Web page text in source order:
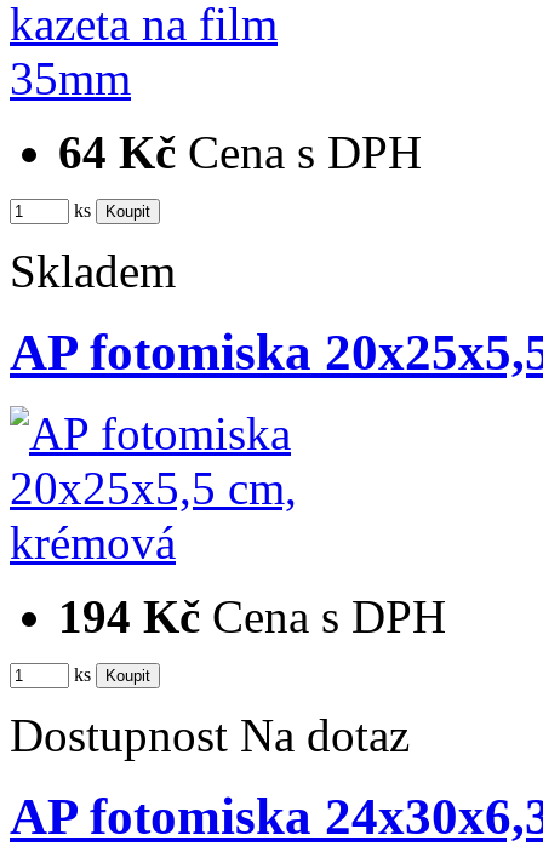
64 Kč Cena s DPH
ks
Skladem
AP fotomiska
194 Kč Cena s DPH
ks
Dostupnost Na dotaz
AP fotomiska